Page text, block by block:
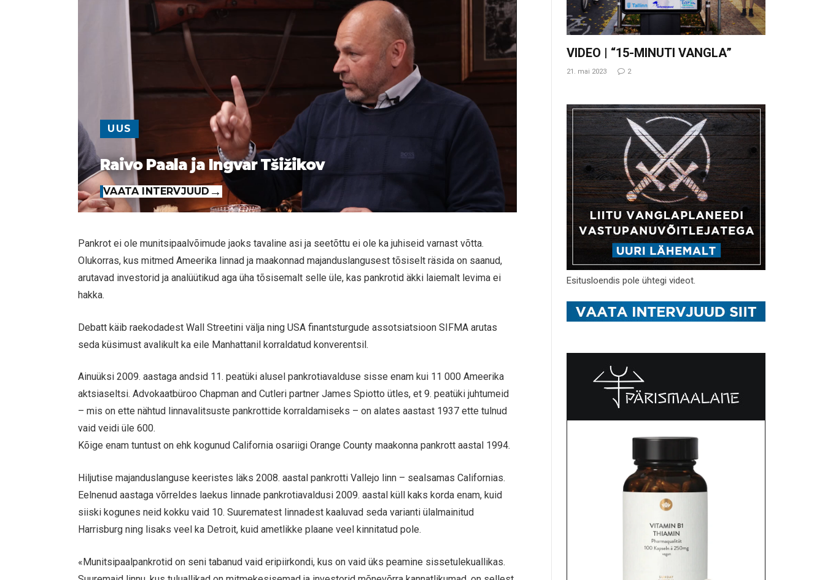
UUS
Raivo Paala ja Ingvar Tšižikov
VAATA INTERVJUUD
Pankrot ei ole munitsipaalvõimude jaoks tavaline asi ja seetõttu ei ole ka juhiseid varnast võtta.
Olukorras, kus mitmed Ameerika linnad ja maakonnad majanduslangusest tõsiselt räsida on saanud,
arutavad investorid ja analüütikud aga üha tõsisemalt selle üle, kas pankrotid äkki laiemalt levima ei
hakka.
Debatt käib raekodadest Wall Streetini välja ning USA finantsturgude assotsiatsioon SIFMA arutas
seda küsimust avalikult ka eile Manhattanil korraldatud konverentsil.
Ainuüksi 2009. aastaga andsid 11. peatüki alusel pankrotiavalduse sisse enam kui 11 000 Ameerika
aktsiaseltsi. Advokaatbüroo Chapman and Cutleri partner James Spiotto ütles, et 9. peatüki juhtumeid
– mis on ette nähtud linnavalitsuste pankrottide korraldamiseks – on alates aastast 1937 ette tulnud
vaid veidi üle 600.
Kõige enam tuntust on ehk kogunud California osariigi Orange County maakonna pankrott aastal 1994.
Hiljutise majanduslanguse keeristes läks 2008. aastal pankrotti Vallejo linn – sealsamas Californias.
Eelnenud aastaga võrreldes laekus linnade pankrotiavaldusi 2009. aastal küll kaks korda enam, kuid
siiski kogunes neid kokku vaid 10. Suurematest linnadest kaaluvad seda varianti ülalmainitud
Harrisburg ning lisaks veel ka Detroit, kuid ametlikke plaane veel kinnitatud pole.
«Munitsipaalpankrotid on seni tabanud vaid eripiirkondi, kus on vaid üks peamine sissetulekuallikas.
VIDEO | “15-MINUTI VANGLA”
21. mai 2023 2
Esitusloendis pole ühtegi videot.